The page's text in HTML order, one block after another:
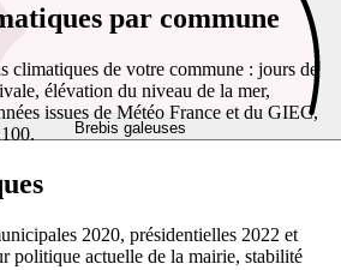
Brebis galeuses
par commune
climatiques de votre commune : jours de
élévation du niveau de la mer,
issues de Météo France et du GIEC,
2020, présidentielles 2022 et
politique actuelle de la mairie, stabilité